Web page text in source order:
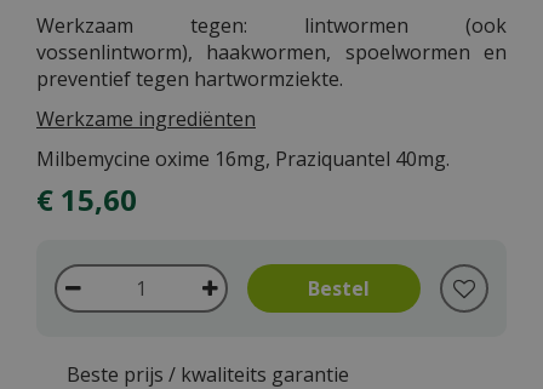
Werkzaam tegen: lintwormen (ook
vossenlintworm), haakwormen, spoelwormen en
preventief tegen hartwormziekte.
Werkzame ingrediënten
Milbemycine oxime 16mg, Praziquantel 40mg.
€ 15,60
Beste prijs / kwaliteits garantie